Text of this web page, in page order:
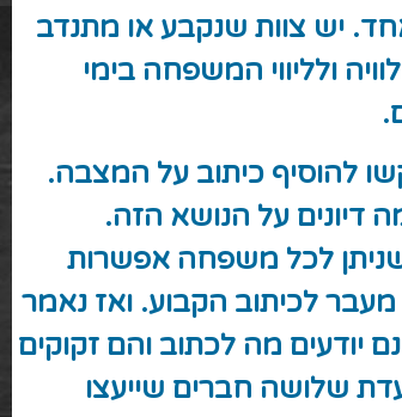
יש צוות שנקבע או מתנדב
ולליווי המשפחה בימי
להוסיף כיתוב על המצבה.
דיונים על הנושא הזה.
לכל משפחה אפשרות
מילים מעבר לכיתוב הקבוע. ואז נאמר
יודעים מה לכתוב והם זקוקים
שלושה חברים שייעצו